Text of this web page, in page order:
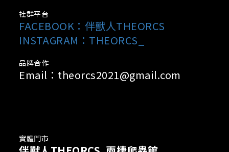
社群平台
FACEBOOK： 伴獸人THEORCS
INSTAGRAM：THEORCS_
品牌合作
Email：theorcs2021@gmail.com
實體門市